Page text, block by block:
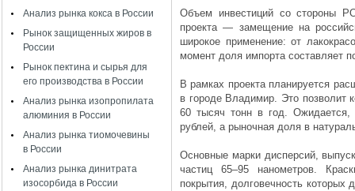
Анализ рынка кокса в России
Рынок защищенных жиров в
России
Рынок пектина и сырья для
его производства в России
Анализ рынка изопропилата
алюминия в России
Анализ рынка тиомочевины
в России
Анализ рынка динитрата
изосорбида в России
Объем инвестиций со стороны
проекта — замещение на
широкое применение: от
момент доля импорта составляет
В рамках проекта планируется
в городе Владимир. Это позволит
60 тысяч тонн в год.
рублей, а рыночная доля в
Основные марки дисперсий,
частиц 65–95 нанометров.
покрытия, долговечность которых